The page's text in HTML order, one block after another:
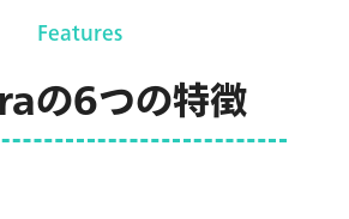
Features
の6つの特徴